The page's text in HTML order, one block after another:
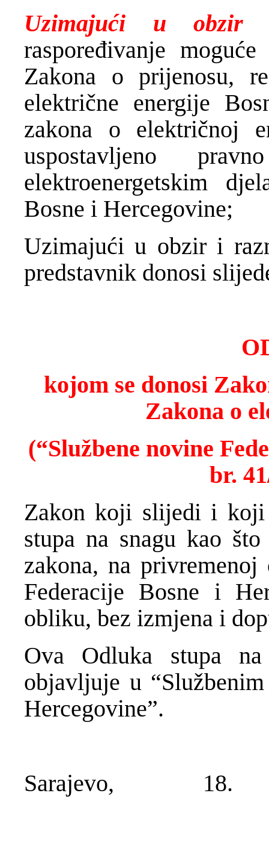
Uzimajući u
raspoređivanje
Zakona o prijenosu,
električne energije
zakona o električnoj
uspostavljeno
elektroenergetskim
Bosne i Hercegovine;
Uzimajući u obzir i
predstavnik donosi
kojom se donosi
Zakona o
(“Službene novine
br.
Zakon koji slijedi i koji
stupa na snagu kao
zakona, na
Federacije Bosne i
obliku, bez izmjena i
Ova Odluka stupa
objavljuje u
Hercegovine”.
Sarajevo, 18.